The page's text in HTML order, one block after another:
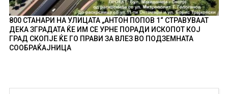
800 СТАНАРИ НА УЛИЦАТА „АНТОН ПОПОВ 1“ СТРАВУВААТ
ДЕКА ЗГРАДАТА ЌЕ ИМ СЕ УРНЕ ПОРАДИ ИСКОПОТ КОЈ
ГРАД СКОПЈЕ ЌЕ ГО ПРАВИ ЗА ВЛЕЗ ВО ПОДЗЕМНАТА
СООБРАЌАЈНИЦА